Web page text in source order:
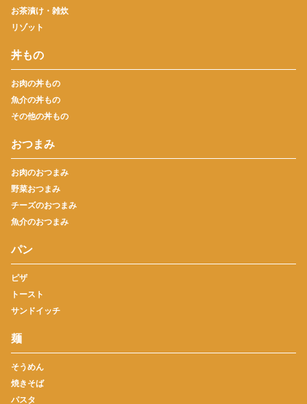
お茶漬け・雑炊
リゾット
丼もの
お肉の丼もの
魚介の丼もの
その他の丼もの
おつまみ
お肉のおつまみ
野菜おつまみ
チーズのおつまみ
魚介のおつまみ
パン
ピザ
トースト
サンドイッチ
麺
そうめん
焼きそば
パスタ